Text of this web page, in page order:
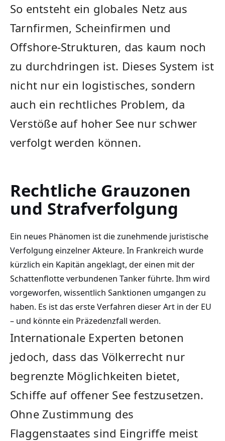
So entsteht ein globales Netz aus
Tarnfirmen, Scheinfirmen und
Offshore-Strukturen, das kaum noch
zu durchdringen ist. Dieses System ist
nicht nur ein logistisches, sondern
auch ein rechtliches Problem, da
Verstöße auf hoher See nur schwer
verfolgt werden können.
Rechtliche Grauzonen
und Strafverfolgung
Ein neues Phänomen ist die zunehmende juristische
Verfolgung einzelner Akteure. In Frankreich wurde
kürzlich ein Kapitän angeklagt, der einen mit der
Schattenflotte verbundenen Tanker führte. Ihm wird
vorgeworfen, wissentlich Sanktionen umgangen zu
haben. Es ist das erste Verfahren dieser Art in der EU
– und könnte ein Präzedenzfall werden.
Internationale Experten betonen
jedoch, dass das Völkerrecht nur
begrenzte Möglichkeiten bietet,
Schiffe auf offener See festzusetzen.
Ohne Zustimmung des
Flaggenstaates sind Eingriffe meist